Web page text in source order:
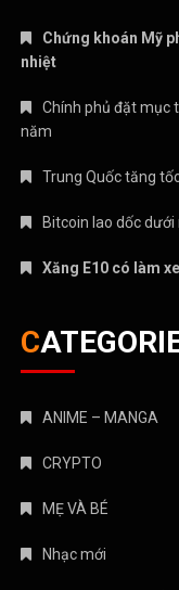
Chứng khoán Mỹ
nhiệt
Chính phủ đặt mục
năm
Trung Quốc tăng
Bitcoin lao dốc dưới
Xăng E10 có làm
ANIME – MANGA
CRYPTO
MẸ VÀ BÉ
Nhạc mới